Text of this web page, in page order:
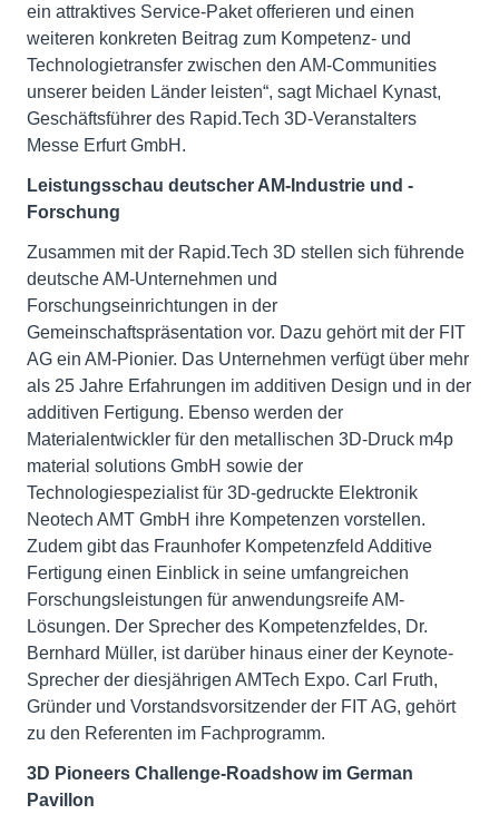
ein attraktives Service-Paket offerieren und einen
weiteren konkreten Beitrag zum Kompetenz- und
Technologietransfer zwischen den AM-Communities
unserer beiden Länder leisten“, sagt Michael Kynast,
Geschäftsführer des Rapid.Tech 3D-Veranstalters
Messe Erfurt GmbH.
Leistungsschau deutscher AM-Industrie und -
Forschung
Zusammen mit der Rapid.Tech 3D stellen sich führende
deutsche AM-Unternehmen und
Forschungseinrichtungen in der
Gemeinschaftspräsentation vor. Dazu gehört mit der FIT
AG ein AM-Pionier. Das Unternehmen verfügt über mehr
als 25 Jahre Erfahrungen im additiven Design und in der
additiven Fertigung. Ebenso werden der
Materialentwickler für den metallischen 3D-Druck m4p
material solutions GmbH sowie der
Technologiespezialist für 3D-gedruckte Elektronik
Neotech AMT GmbH ihre Kompetenzen vorstellen.
Zudem gibt das Fraunhofer Kompetenzfeld Additive
Fertigung einen Einblick in seine umfangreichen
Forschungsleistungen für anwendungsreife AM-
Lösungen. Der Sprecher des Kompetenzfeldes, Dr.
Bernhard Müller, ist darüber hinaus einer der Keynote-
Sprecher der diesjährigen AMTech Expo. Carl Fruth,
Gründer und Vorstandsvorsitzender der FIT AG, gehört
zu den Referenten im Fachprogramm.
3D Pioneers Challenge-Roadshow im German
Pavillon